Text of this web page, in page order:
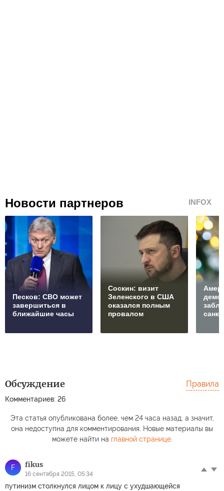
Новости партнеров INFOX
Песков: СВО может
завершиться в
ближайшие часы
Соскин: визит
Зеленского в США
оказался полным
провалом
Обсуждение
Комментариев: 26
Правила
Эта статья опубликована более, чем 24 часа назад, а значит,
она недоступна для комментирования. Новые материалы вы
можете найти на главной странице.
F fikus
16 сентября 2015, 05:34
путинизм столкнулся лицом к лицу с ухудшающейся